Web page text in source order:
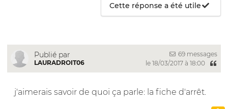
Cette réponse a été utile
Publié par
LAURADROIT06
69 messages
le 18/03/2017 à 18:00
j'aimerais savoir de quoi ça parle: la fiche d'arrêt.